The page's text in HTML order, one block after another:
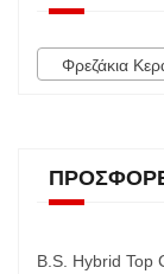
Φρεζάκια
B.S. Hybrid Top